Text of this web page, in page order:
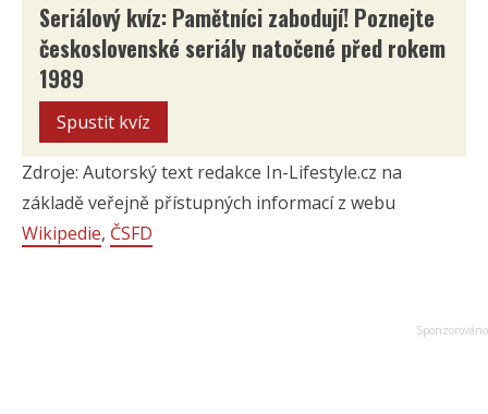
Seriálový kvíz: Pamětníci zabodují! Poznejte
československé seriály natočené před rokem
1989
Spustit kvíz
Zdroje: Autorský text redakce In-Lifestyle.cz na
základě veřejně přístupných informací z webu
Wikipedie, ČSFD